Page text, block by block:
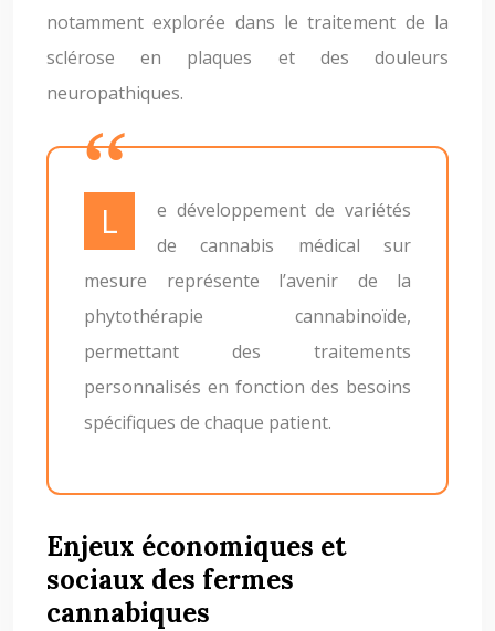
notamment explorée dans le traitement de la
sclérose en plaques et des douleurs
neuropathiques.
Le développement de variétés
de cannabis médical sur
mesure représente l’avenir de la
phytothérapie cannabinoïde,
permettant des traitements
personnalisés en fonction des besoins
spécifiques de chaque patient.
Enjeux économiques et
sociaux des fermes
cannabiques